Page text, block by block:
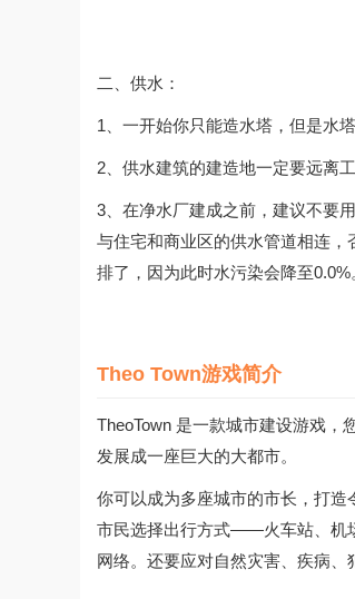
二、供水：
1、一开始你只能造水塔，但是水
2、供水建筑的建造地一定要远离
3、在净水厂建成之前，建议不要
与住宅和商业区的供水管道相连
排了，因为此时水污染会降至
Theo Town游戏简介
TheoTown 是一款城市建设游戏，
发展成一座巨大的大都市。
你可以成为多座城市的市长，打
市民选择出行方式——火车站、机
网络。还要应对自然灾害、疾病、